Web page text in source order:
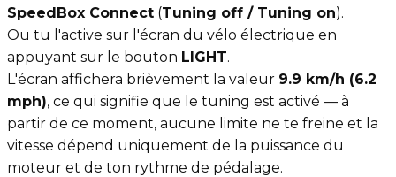
SpeedBox Connect (Tuning off / Tuning on).
Ou tu l'active sur l'écran du vélo électrique en
appuyant sur le bouton LIGHT.
L'écran affichera brièvement la valeur 9.9 km/h (6.2
mph), ce qui signifie que le tuning est activé — à
partir de ce moment, aucune limite ne te freine et la
vitesse dépend uniquement de la puissance du
moteur et de ton rythme de pédalage.